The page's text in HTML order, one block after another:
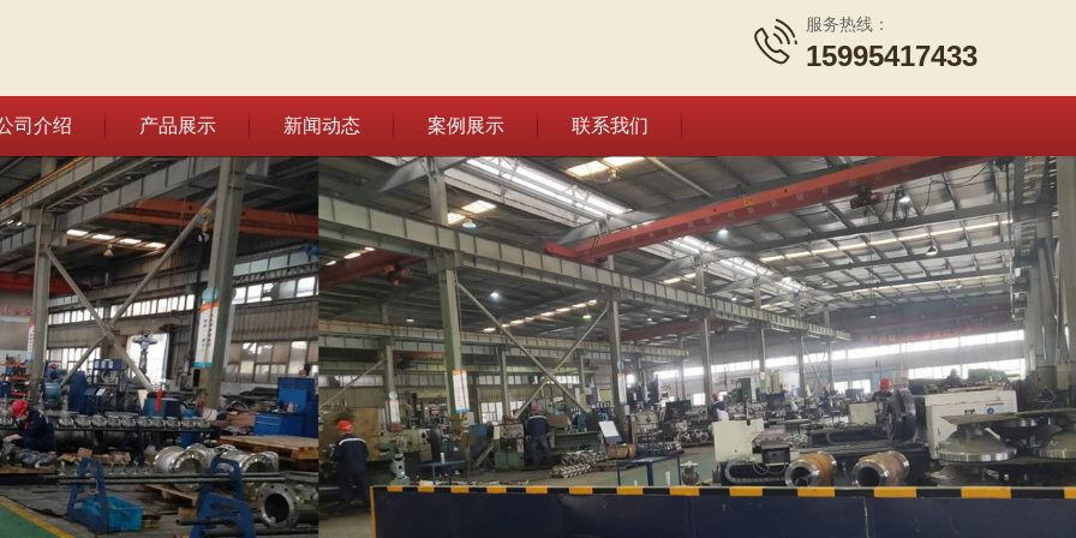
服务热线：
15995417433
司介绍 产品展示 新闻动态 案例展示 联系我们